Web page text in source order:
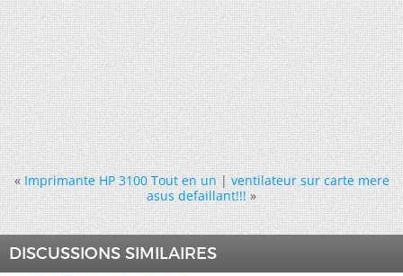
« Imprimante HP 3100 Tout en un|ventilateur sur carte mere
asus defaillant!!! »
DISCUSSIONS SIMILAIRES